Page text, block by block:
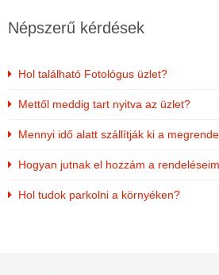
Népszerű kérdések
Hol található Fotológus üzlet?
Mettől meddig tart nyitva az üzlet?
Mennyi idő alatt szállítják ki a
Hogyan jutnak el hozzám a
Hol tudok parkolni a környéken?